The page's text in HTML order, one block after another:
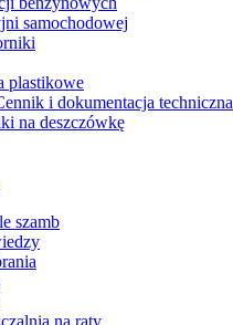
samochodowej
plastikowe
i dokumentacja techniczna
na deszczówkę
szamb
na raty